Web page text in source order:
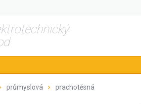
průmyslová prachotěsná